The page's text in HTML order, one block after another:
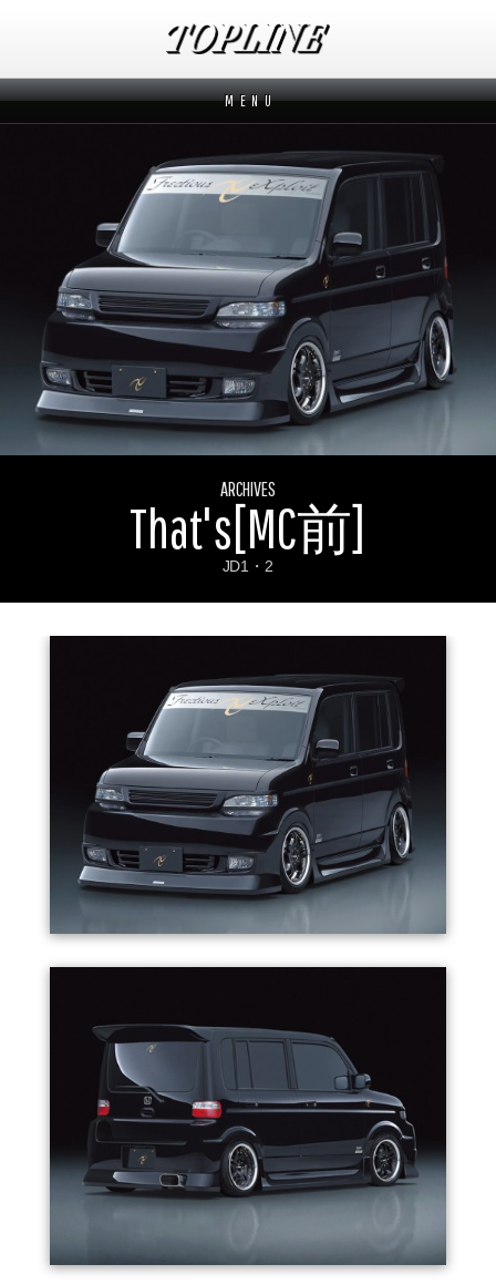
M E N U
メーカーから探す
ブランドから探す
How to order
オーダー方法
ムービー
よくあるご質問
ARCHIVES
That's[MC前]
JD1・2